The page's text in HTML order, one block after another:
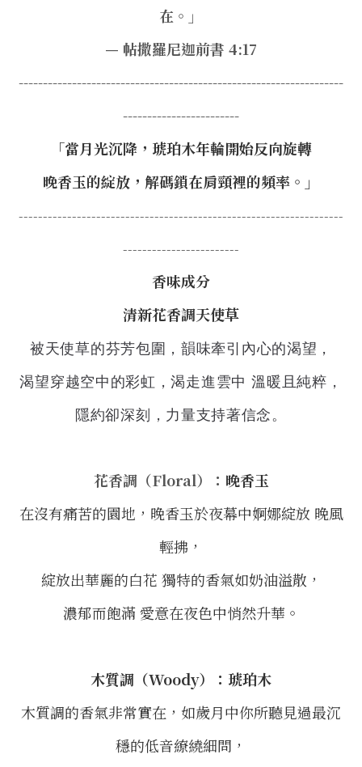
在。」
— 帖撒羅尼迦前書 4:17
-------------------------------------------------------------------
------------------------
「當月光沉降， 琥珀木年輪開始反向旋轉
晚香玉的綻放， 解碼鎖在肩頸裡的頻率。」
-------------------------------------------------------------------
------------------------
香味成分
清新花香調天使草
被天使草的芬芳包圍，韻味牽引內心的渴望，
渴望穿越空中的彩虹，渴走進雲中 溫暖且純粹，
隱約卻深刻，力量支持著信念。
花香調（Floral）： 晚香玉
在沒有痛苦的園地，晚香玉於夜幕中婀娜綻放 晚風
輕拂，
綻放出華麗的白花 獨特的香氣如奶油溢散，
濃郁而飽滿 愛意在夜色中悄然升華。
木質調（Woody）： 琥珀木
木質調的香氣非常實在，如歲月中你所聽見過最沉
穩的低音繚繞細問，